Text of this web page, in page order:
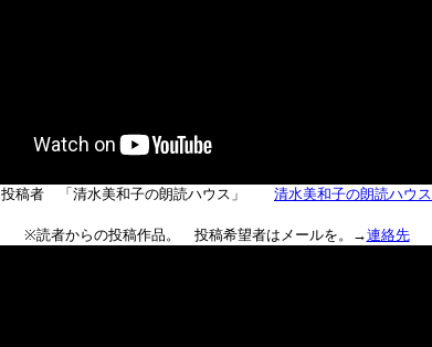
投稿者 「清水美和子の朗読ハウス」 清水美和子の朗読ハウス
※読者からの投稿作品。 投稿希望者はメールを。→連絡先